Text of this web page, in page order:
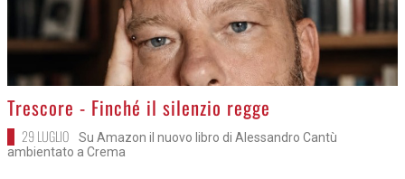
>
Trescore - Finché il silenzio regge
29 LUGLIO
Su Amazon il nuovo libro di Alessandro Cantù
ambientato a Crema